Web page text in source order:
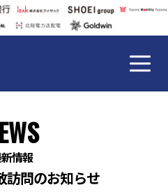
情報
訪問のお知らせ